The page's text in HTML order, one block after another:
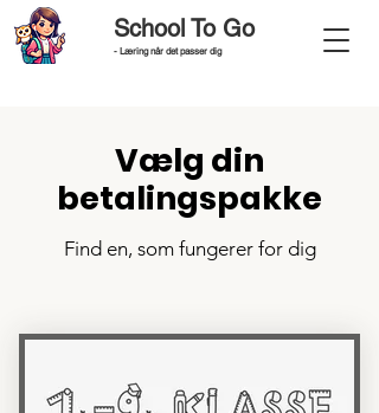
School To Go
- Læring når det passer dig
Vælg din
betalingspakke
Find en, som fungerer for dig